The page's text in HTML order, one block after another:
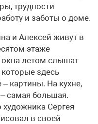
трудности
и заботы о доме.
и Алексей живут в
этаже
окна летом слышат
здесь
картины. На кухне,
самая большая.
художника Сергея
в своей